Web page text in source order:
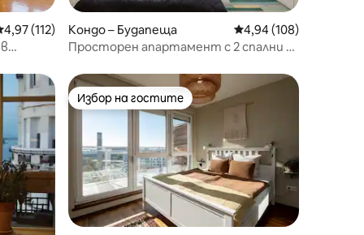
оценка: 4,97 от 5, 112 отзива
4,97 (112)
Кондо – Будапеща Средна оценка: 4,94
4,94 (108)
Просторен апартамент с 2 спални в
градския парк
Избор на гостите
Избор на гостите